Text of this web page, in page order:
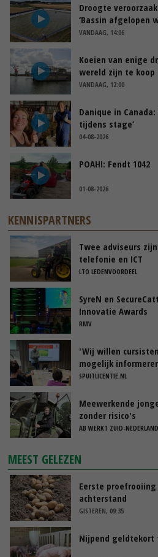
Droogte
‘Bassin afgelopen
VANDAAG, 14:06
Koeien van enige
wereld zijn te koop
VANDAAG, 12:00
Danique in
tijdens stage’
04-08-2026
POAH!: Fendt 1042
01-08-2026
KENNISPARTNERS
Twee adviseurs
telefonie en ICT
LTO LEDENVOORDEEL
SyreN en
Innovatie Awards
RMV
'Wij willen
mogelijk
SPUITLICENTIE.NL
Meewerkende
zonder risico's
AB WERKT ZUID-NEDERLAND
MEEST GELEZEN
Eerste
achterstand
GISTEREN, 09:35
Nijpend geldtekort